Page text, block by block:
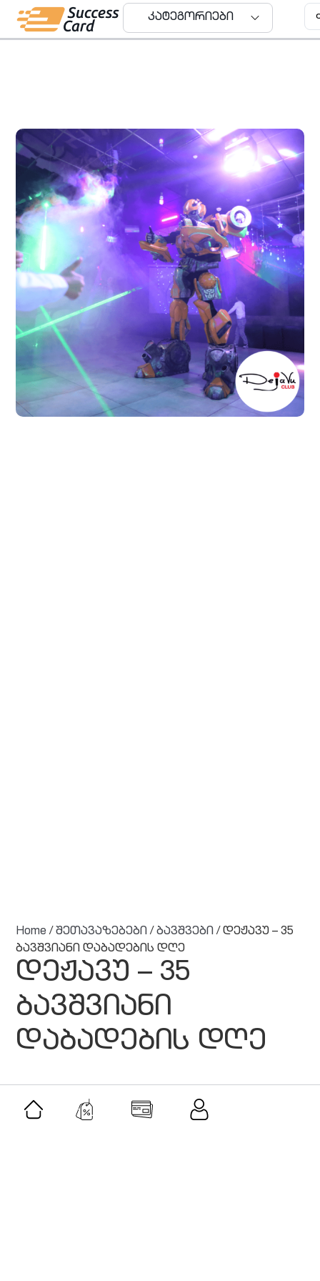
კატეგორიები
Home /შეთავაზებები /ბავშვები / დეჟავუ – 35
ბავშვიანი დაბადების დღე
დეჟავუ – 35
ბავშვიანი
დაბადების დღე
მსგავსი შეთავაზებები